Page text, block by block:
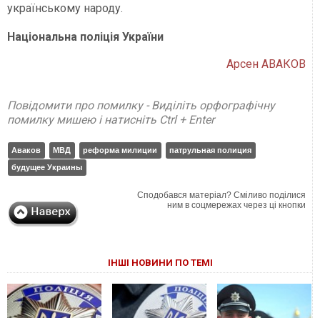
українському народу.
Національна поліція України
Арсен АВАКОВ
Повідомити про помилку - Виділіть орфографічну
помилку мишею і натисніть Ctrl + Enter
Аваков МВД реформа милиции
патрульная полиция
будущее Украины
Сподобався матеріал? Сміливо поділися
ним в соцмережах через ці кнопки
ІНШІ НОВИНИ ПО ТЕМІ